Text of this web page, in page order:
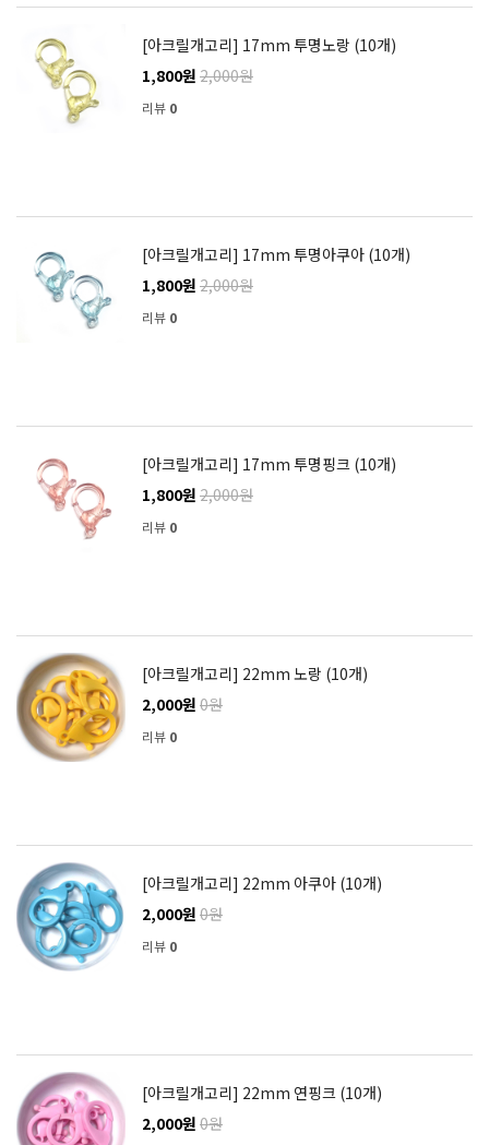
[아크릴개고리] 17mm 투명노랑 (10개)
1,800원 2,000원
리뷰 0
[아크릴개고리] 17mm 투명아쿠아 (10개)
1,800원 2,000원
리뷰 0
[아크릴개고리] 17mm 투명핑크 (10개)
1,800원 2,000원
리뷰 0
[아크릴개고리] 22mm 노랑 (10개)
2,000원 0원
리뷰 0
[아크릴개고리] 22mm 아쿠아 (10개)
2,000원 0원
리뷰 0
[아크릴개고리] 22mm 연핑크 (10개)
2,000원 0원